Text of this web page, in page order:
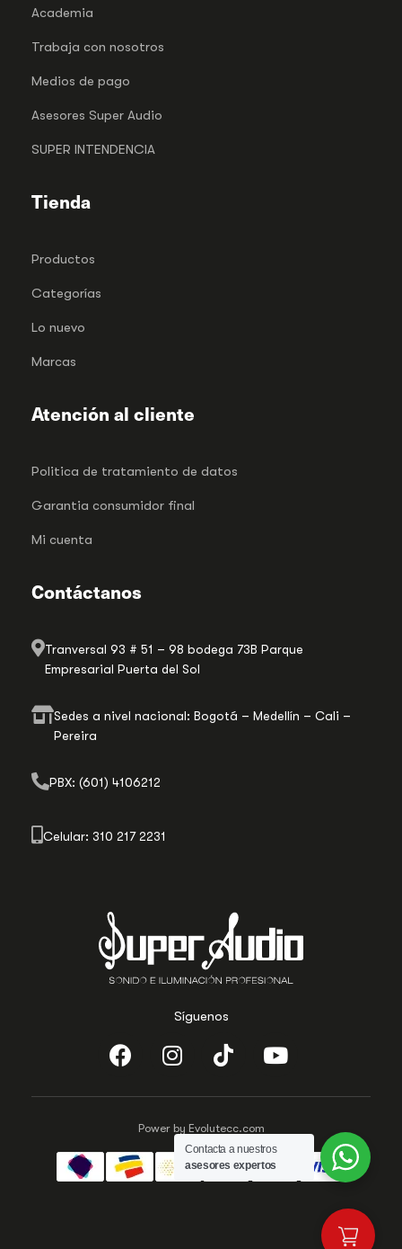
Síguenos
Academia
Trabaja con nosotros
Medios de pago
Asesores Super Audio
SUPER INTENDENCIA
Tienda
Productos
Categorías
Lo nuevo
Marcas
Atención al cliente
Politica de tratamiento de datos
Garantia consumidor final
Mi cuenta
Contáctanos
Tranversal 93 # 51 – 98 bodega 73B Parque
Empresarial Puerta del Sol
Sedes a nivel nacional: Bogotá – Medellín – Cali –
Pereira
PBX: (601) 4106212
Celular: 310 217 2231
Power by Evolutecc.com
Contacta a nuestros
asesores expertos